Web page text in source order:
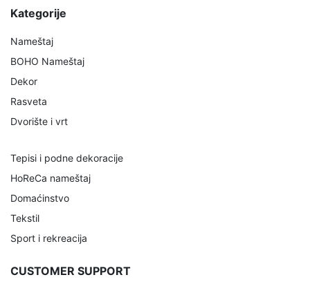
Kategorije
Nameštaj
BOHO Nameštaj
Dekor
Rasveta
Dvorište i vrt
Tepisi i podne dekoracije
HoReCa nameštaj
Domaćinstvo
Tekstil
Sport i rekreacija
CUSTOMER SUPPORT